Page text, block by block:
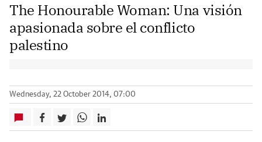
The Honourable Woman: Una visión
apasionada sobre el conflicto
palestino
Wednesday, 22 October 2014, 07:00